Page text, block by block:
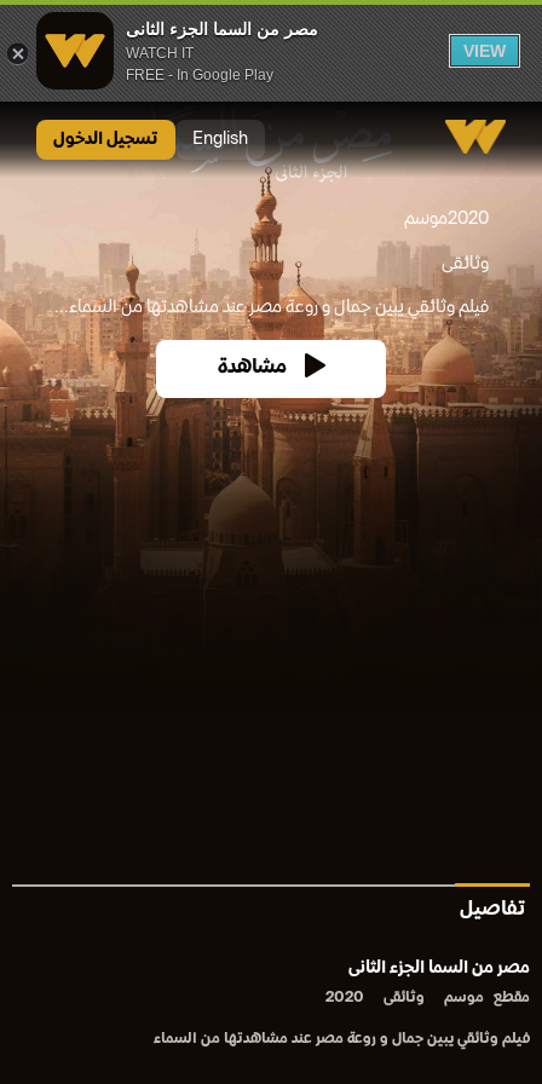
مصر من السما الجزء الثانى
WATCH IT
FREE - In Google Play
VIEW
English تسجيل الدخول
2020موسم
وثائقى
فيلم وثائقي يبين جمال و روعة مصر عند مشاهدتها من السماء...
مشاهدة
تفاصيل
مصر من السما الجزء الثانى
مقطع موسم وثائقى 2020
فيلم وثائقي يبين جمال و روعة مصر عند مشاهدتها من السماء